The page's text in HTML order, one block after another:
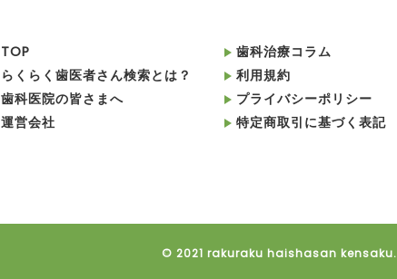
TOP
らくらく歯医者さん検索とは？
歯科医院の皆さまへ
運営会社
歯科治療コラム
利用規約
プライバシーポリシー
特定商取引に基づく表記
© 2021 rakuraku haishasan kensaku.